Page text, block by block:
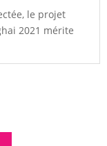
le projet
2021 mérite